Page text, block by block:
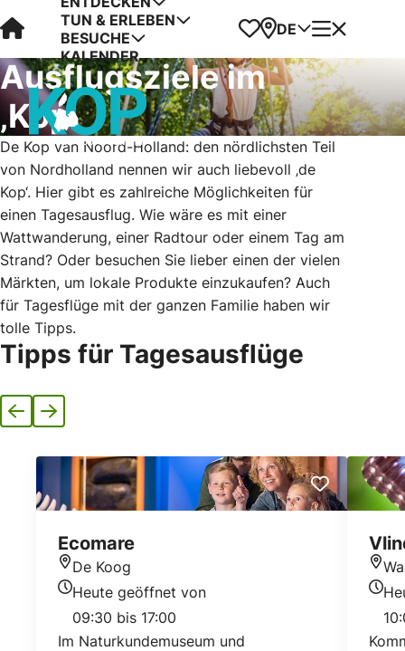
Visit Kop van Holland
TUN & ERLEBEN
BESUCHE
KALENDER
Favoriten
Karte
DE Menü
Ausflugsziele im
‚Kop‘
De Kop van Noord-Holland: den nördlichsten Teil
von Nordholland nennen wir auch liebevoll ‚de
Kop‘. Hier gibt es zahlreiche Möglichkeiten für
einen Tagesausflug. Wie wäre es mit einer
Wattwanderung, einer Radtour oder einem Tag am
Strand? Oder besuchen Sie lieber einen der vielen
Märkten, um lokale Produkte einzukaufen? Auch
für Tagesflüge mit der ganzen Familie haben wir
tolle Tipps.
Tipps für Tagesausflüge
VorherigeNächste
Ecomare
Standort
De Koog
Heutigen Öffnungszeiten
Heute geöffnet von
09:30 bis 17:00
Im Naturkundemuseum und